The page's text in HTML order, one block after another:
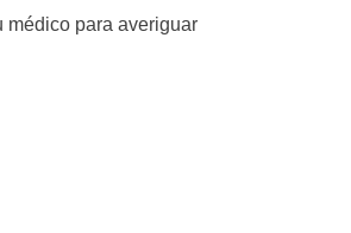
médico para averiguar